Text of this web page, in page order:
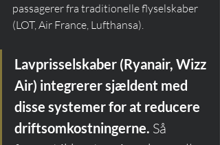
passagerer fra traditionelle flyselskaber
(LOT, Air France, Lufthansa).
Lavprisselskaber (Ryanair, Wizz
Air) integrerer sjældent med
disse systemer for at reducere
driftsomkostningerne. Så